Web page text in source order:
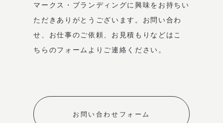
マークス・ブランディングに興味をお持ちい
ただき ありがとうございます。 お問い合わ
せ、お仕事のご依頼、お見積もりなどは こ
ちらのフォームよりご連絡ください。
お問い合わせフォーム